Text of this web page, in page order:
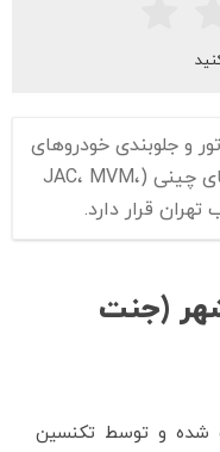
و جلوبندی خودروهای
هیوندای، نیسان، رنو و انواع خودروهای چینی (JAC، MVM،
(جنت
شده و توسط تکنسین